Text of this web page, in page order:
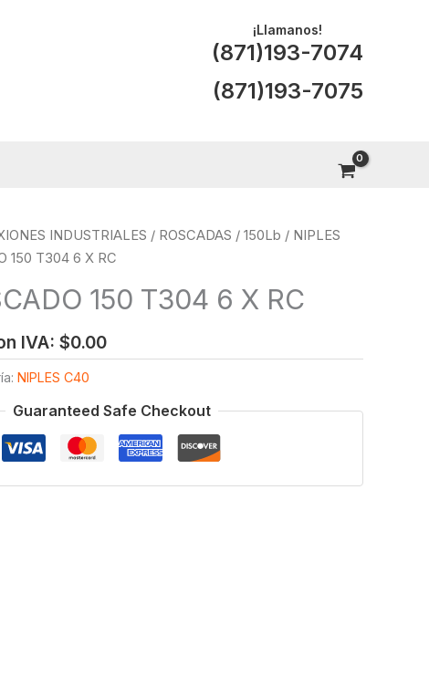
¡Llamanos!
(871)193-7074
(871)193-7075
INDUSTRIALES / ROSCADAS / 150Lb / NIPLES
150 T304 6 X RC
150 T304 6 X RC
IVA: $0.00
NIPLES C40
Guaranteed Safe Checkout